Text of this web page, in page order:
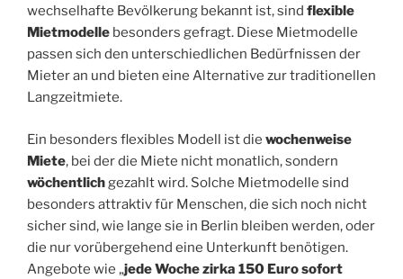
wechselhafte Bevölkerung bekannt ist, sind flexible
Mietmodelle besonders gefragt. Diese Mietmodelle
passen sich den unterschiedlichen Bedürfnissen der
Mieter an und bieten eine Alternative zur traditionellen
Langzeitmiete.
Ein besonders flexibles Modell ist die wochenweise
Miete, bei der die Miete nicht monatlich, sondern
wöchentlichgezahlt wird. Solche Mietmodelle sind
besonders attraktiv für Menschen, die sich noch nicht
sicher sind, wie lange sie in Berlin bleiben werden, oder
die nur vorübergehend eine Unterkunft benötigen.
Angebote wie „jede Woche zirka 150 Euro sofort